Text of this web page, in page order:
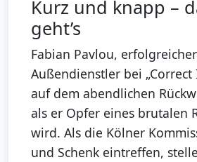
Kurz und knapp –
geht’s
Fabian Pavlou, erfolgreicher
Außendienstler bei „Correct
auf dem abendlichen
als er Opfer eines brutalen
wird. Als die Kölner
und Schenk eintreffen,